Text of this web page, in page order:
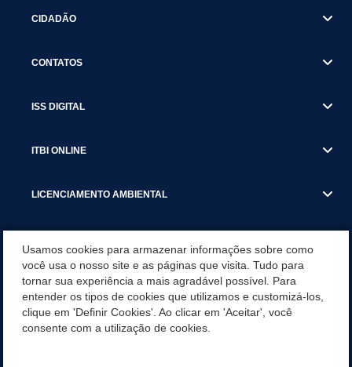
CIDADÃO
CONTATOS
ISS DIGITAL
ITBI ONLINE
LICENCIAMENTO AMBIENTAL
SERVIÇOS
SERVIÇOS DO DEPARTAMENTO DE RECEITA MUNICIPAL
Usamos cookies para armazenar informações sobre como
você usa o nosso site e as páginas que visita. Tudo para
tornar sua experiência a mais agradável possível. Para
entender os tipos de cookies que utilizamos e customizá-los,
clique em 'Definir Cookies'. Ao clicar em 'Aceitar', você
consente com a utilização de cookies.